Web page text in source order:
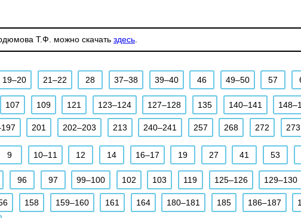
Т.Ф. можно скачать здесь
19–20 21–22 28 37–38 39–40 46 49–50 57
107 109 121 123–124 127–128 135 140–141
201 202–203 213 240–241 257 268 272 273
9 10–11 12 14 16–17 19 27 41 53
96 97 99–100 102 103 119 125–126 129–130
158 159–160 161 164 180–181 185 186–187